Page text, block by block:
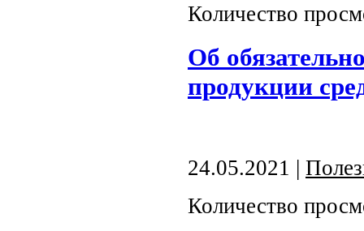
Количество
Об
продукции
24.05.2021 |
Количество